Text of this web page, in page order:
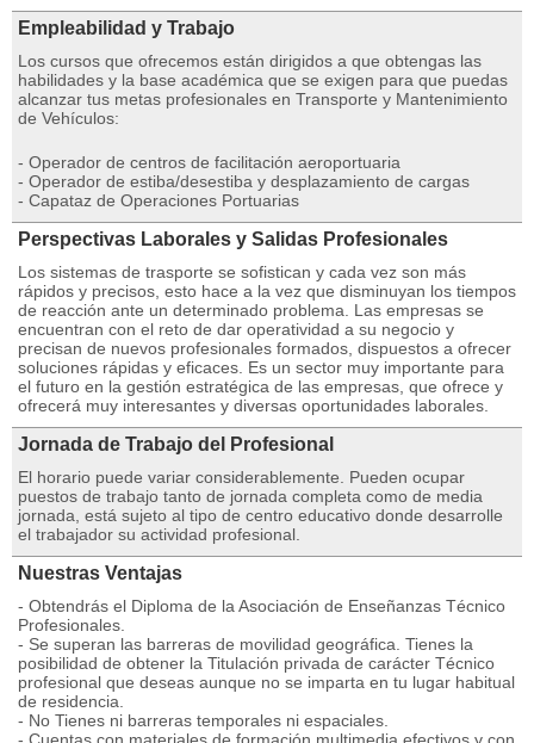
Empleabilidad y Trabajo
Los cursos que ofrecemos están dirigidos a que obtengas las
habilidades y la base académica que se exigen para que puedas
alcanzar tus metas profesionales en Transporte y Mantenimiento
de Vehículos:
- Operador de centros de facilitación aeroportuaria
- Operador de estiba/desestiba y desplazamiento de cargas
- Capataz de Operaciones Portuarias
Perspectivas Laborales y Salidas Profesionales
Los sistemas de trasporte se sofistican y cada vez son más
rápidos y precisos, esto hace a la vez que disminuyan los tiempos
de reacción ante un determinado problema. Las empresas se
encuentran con el reto de dar operatividad a su negocio y
precisan de nuevos profesionales formados, dispuestos a ofrecer
soluciones rápidas y eficaces. Es un sector muy importante para
el futuro en la gestión estratégica de las empresas, que ofrece y
ofrecerá muy interesantes y diversas oportunidades laborales.
Jornada de Trabajo del Profesional
El horario puede variar considerablemente. Pueden ocupar
puestos de trabajo tanto de jornada completa como de media
jornada, está sujeto al tipo de centro educativo donde desarrolle
el trabajador su actividad profesional.
Nuestras Ventajas
- Obtendrás el Diploma de la Asociación de Enseñanzas Técnico
Profesionales.
- Se superan las barreras de movilidad geográfica. Tienes la
posibilidad de obtener la Titulación privada de carácter Técnico
profesional que deseas aunque no se imparta en tu lugar habitual
de residencia.
- No Tienes ni barreras temporales ni espaciales.